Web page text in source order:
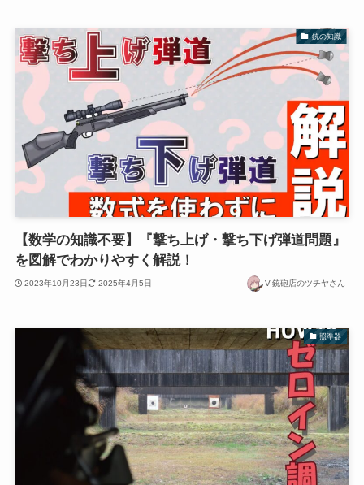
銃の知識
【数学の知識不要】『撃ち上げ・撃ち下げ弾道問題』
を図解でわかりやすく解説！
2023年10月23日 2025年4月5日 V-銃砲店のツチヤさん
照準器